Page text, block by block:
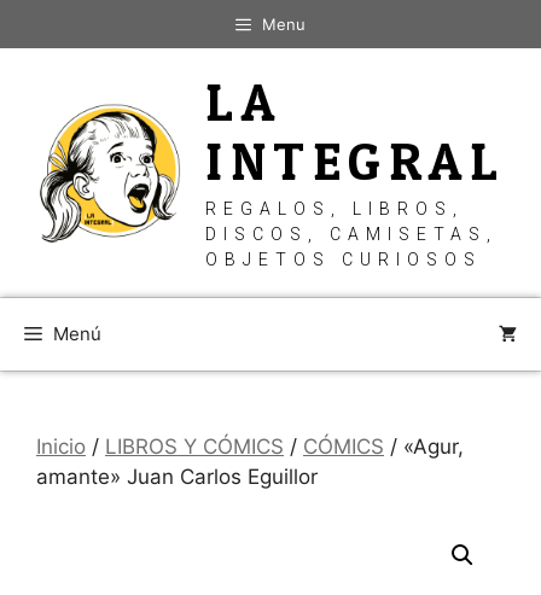
al
Menu
LA
INTEGRAL
REGALOS, LIBROS,
DISCOS, CAMISETAS,
OBJETOS CURIOSOS
Menú
Inicio / LIBROS Y CÓMICS / CÓMICS / «Agur,
amante» Juan Carlos Eguillor